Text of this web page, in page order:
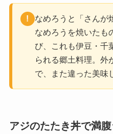
なめろうと「さんが
なめろうを焼いたも
び、これも伊豆・千
られる郷土料理。外
で、また違った美味
アジのたたき丼で満